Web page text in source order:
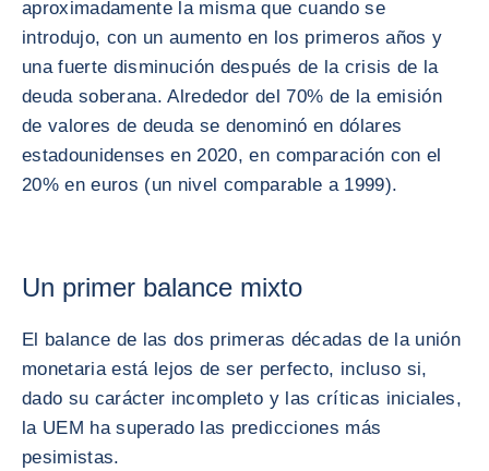
aproximadamente la misma que cuando se
introdujo, con un aumento en los primeros años y
una fuerte disminución después de la crisis de la
deuda soberana. Alrededor del 70% de la emisión
de valores de deuda se denominó en dólares
estadounidenses en 2020, en comparación con el
20% en euros (un nivel comparable a 1999).
Un primer balance mixto
El balance de las dos primeras décadas de la unión
monetaria está lejos de ser perfecto, incluso si,
dado su carácter incompleto y las críticas iniciales,
la UEM ha superado las predicciones más
pesimistas.